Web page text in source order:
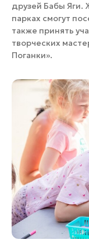
друзей Бабы
парках смогут
также принять
творческих
Поганки».